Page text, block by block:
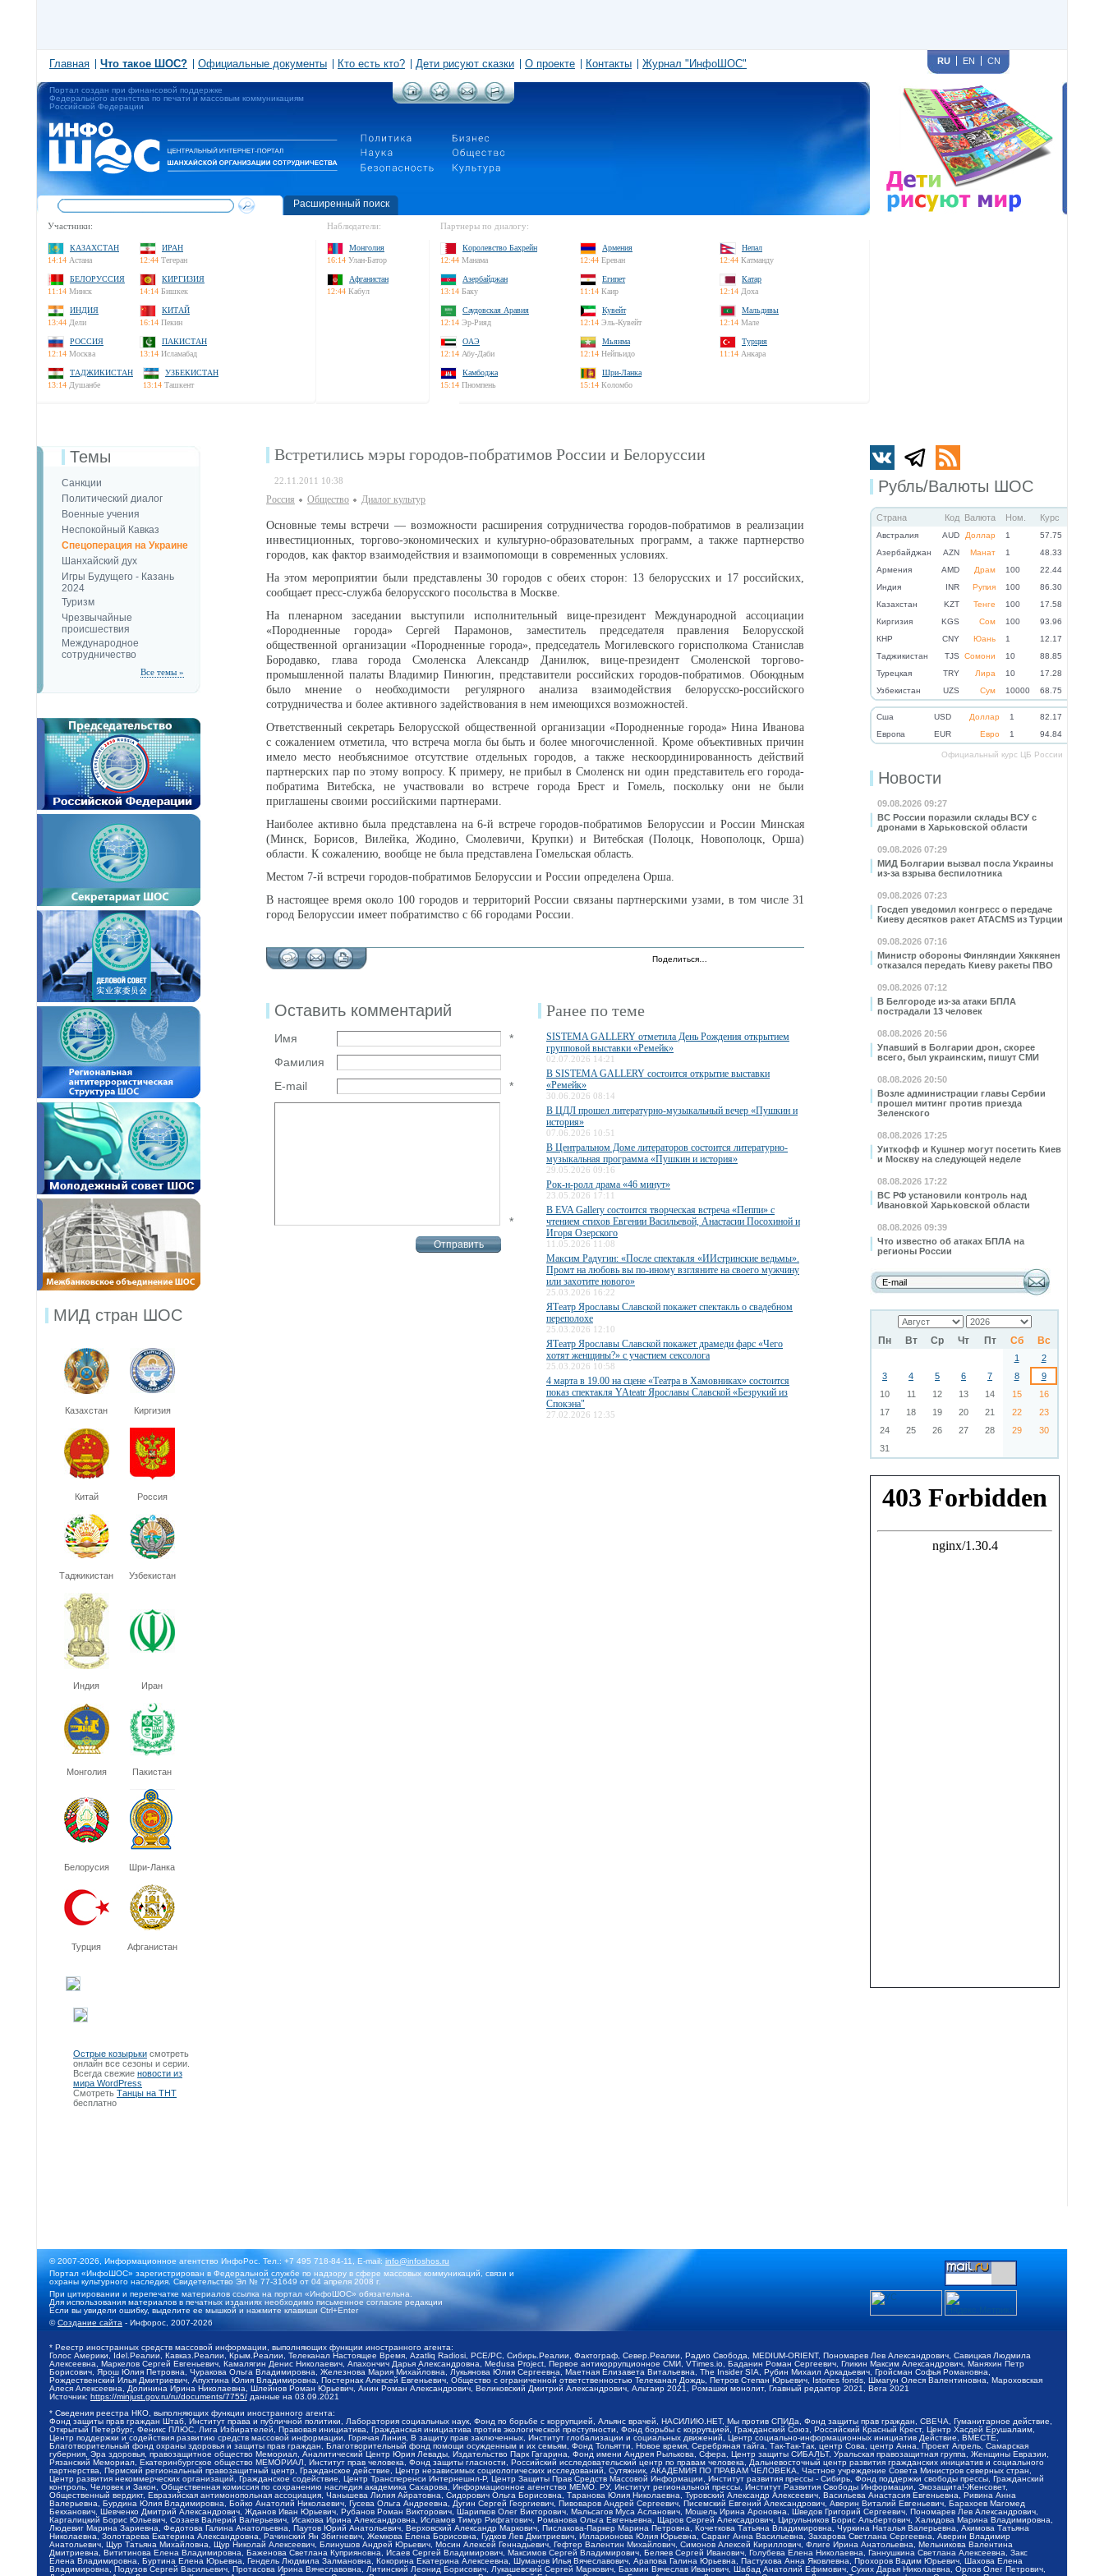
Главная Что такое ШОС? Официальные документы Кто есть кто? Дети рисуют сказки О проекте Контакты Журнал "ИнфоШОС" RU EN CN
Портал создан при финансовой поддержке
Федерального агентства по печати и массовым коммуникациям
Российской Федерации
Расширенный поиск
Участники:
КАЗАХСТАН
14:14 Астана
ИРАН
12:44 Тегеран
БЕЛОРУССИЯ
11:14 Минск
КИРГИЗИЯ
14:14 Бишкек
ИНДИЯ
13:44 Дели
КИТАЙ
16:14 Пекин
РОССИЯ
12:14 Москва
ПАКИСТАН
13:14 Исламабад
ТАДЖИКИСТАН
13:14 Душанбе
УЗБЕКИСТАН
13:14 Ташкент
Наблюдатели:
Монголия
16:14 Улан-Батор
Афганистан
12:44 Кабул
Партнеры по диалогу:
Королевство Бахрейн
12:44 Манама
Армения
12:44 Ереван
Непал
12:44 Катманду
Азербайджан
13:14 Баку
Египет
11:14 Каир
Катар
12:14 Доха
Саудовская Аравия
12:14 Эр-Рияд
Кувейт
12:14 Эль-Кувейт
Мальдивы
12:14 Мале
ОАЭ
12:14 Абу-Даби
Мьянма
12:14 Нейпьидо
Турция
11:14 Анкара
Камбоджа
15:14 Пномпень
Шри-Ланка
15:14 Коломбо
Рубль/Валюты ШОС
Страна Код Валюта Ном. Курс
Австралия AUD Доллар 1
57.75
Азербайджан
AZN Манат 1
48.33
Армения
AMD Драм 100
22.44
Индия
INR Рупия 100
86.30
Казахстан
KZT Тенге 100
17.58
Киргизия
KGS Сом 100
93.96
КНР
CNY Юань 1
12.17
Таджикистан
TJS Сомони 10
88.85
Турецкая
TRY Лира 10
17.28
Узбекистан
UZS Сум 10000 68.75
Cша USD Доллар 1
82.17
Eвропа
EUR Евро 1 94.84
Официальный курс ЦБ России
Новости
09.08.2026 09:27
ВС России поразили склады ВСУ с
дронами в Харьковской области
09.08.2026 07:29
МИД Болгарии вызвал посла Украины
из-за взрыва беспилотника
09.08.2026 07:23
Госдеп уведомил конгресс о передаче
Киеву десятков ракет ATACMS из Турции
09.08.2026 07:16
Министр обороны Финляндии Хяккянен
отказался передать Киеву ракеты ПВО
09.08.2026 07:12
В Белгороде из-за атаки БПЛА
пострадали 13 человек
08.08.2026 20:56
Упавший в Болгарии дрон, скорее
всего, был украинским, пишут СМИ
08.08.2026 20:50
Возле администрации главы Сербии
прошел митинг против приезда
Зеленского
08.08.2026 17:25
Уиткофф и Кушнер могут посетить Киев
и Москву на следующей неделе
08.08.2026 17:22
ВС РФ установили контроль над
Ивановкой Харьковской области
08.08.2026 09:39
Что известно об атаках БПЛА на
регионы России
Пн Вт Ср Чт Пт Сб Вс
1
2
3
4 5 6 7 8
9
10
11 12 13 14 15
16
17
18 19 20 21 22
23
24
25 26 27 28 29
30
31
Темы
Санкции
Политический диалог
Военные учения
Неспокойный Кавказ
Спецоперация на Украине
Шанхайский дух
Игры Будущего - Казань
2024
Туризм
Чрезвычайные
происшествия
Международное
сотрудничество
Все темы »
МИД стран ШОС
Казахстан Киргизия
Китай Россия
Таджикистан Узбекистан
Индия Иран
Монголия Пакистан
Белорусия Шри-Ланка
Турция Афганистан
Острые козырьки смотреть
онлайн все сезоны и серии.
Всегда свежие новости из
мира WordPress
Смотреть Танцы на ТНТ
бесплатно
Встретились мэры городов-побратимов России и Белоруссии
22.11.2011 10:38
Россия Общество Диалог культур
Основные темы встречи — возможности расширения сотрудничества городов-побратимов в реализации
инвестиционных, торгово-экономических и культурно-образовательных программ, а также партнерство
городов, как фактор взаимодействия и взаимопомощи в современных условиях.
На этом мероприятии были представлены 30 городов с обеих сторон: 13 белорусских и 17 российских,
сообщает пресс-служба белорусского посольства в Москве.
На пленарном заседании выступили исполнительный вице-президент Международной ассоциации
«Породненные города» Сергей Парамонов, заместитель председателя правления Белорусской
общественной организации «Породненные города», председатель Могилевского горисполкома Станислав
Бородавко, глава города Смоленска Александр Данилюк, вице-президент Смоленской торгово-
промышленной палаты Владимир Пинюгин, представители российских городов-побратимов. Обоюдным
было мнение о необходимости регулярного анализа взаимодействия белорусско-российского
сотрудничества и более активного задействования в нем имеющихся возможностей.
Ответственный секретарь Белорусской общественной организации «Породненные города» Нина Иванова
с сожалением отметила, что встреча могла бы быть и более многочисленной. Кроме объективных причин
имело место необъяснимое отсутствие отдельных городов, а также нескоординированность действий
партнерских пар по этому вопросу. К примеру, не прибыл в Смоленск ни один представитель его города-
побратима Витебска, не участвовали во встрече города Брест и Гомель, поскольку они не были
приглашены своими российскими партнерами.
Наиболее активно была представлена на 6-й встрече городов-побратимов Белоруссии и России Минская
(Минск, Борисов, Вилейка, Жодино, Смолевичи, Крупки) и Витебская (Полоцк, Новополоцк, Орша)
области. К сожалению, вообще не была представлена Гомельская область.
Местом 7-й встречи городов-побратимов Белоруссии и России определена Орша.
В настоящее время около 100 городов и территорий России связаны партнерскими узами, в том числе 31
город Белоруссии имеет побратимство с 66 городами России.
Поделиться…
Оставить комментарий
Имя
*
Фамилия
E-mail
*
*
Ранее по теме
SISTEMA GALLERY отметила День Рождения открытием
групповой выставки «Ремейк»
02.07.2026 14:21
В SISTEMA GALLERY состоится открытие выставки
«Ремейк»
30.06.2026 08:14
В ЦДЛ прошел литературно-музыкальный вечер «Пушкин и
история»
07.06.2026 10:51
В Центральном Доме литераторов состоится литературно-
музыкальная программа «Пушкин и история»
29.05.2026 09:16
Рок-н-ролл драма «46 минут»
23.05.2026 17:11
В EVA Gallery состоится творческая встреча «Пеппи» с
чтением стихов Евгении Васильевой, Анастасии Посохиной и
Игоря Озерского
11.05.2026 11:08
Максим Радугин: «После спектакля «ИИстринские ведьмы».
Промт на любовь вы по-иному взгляните на своего мужчину
или захотите нового»
25.03.2026 16:22
ЯТеатр Ярославы Славской покажет спектакль о свадебном
переполохе
25.03.2026 12:10
ЯТеатр Ярославы Славской покажет драмеди фарс «Чего
хотят женщины?» с участием сексолога
25.03.2026 10:58
4 марта в 19.00 на сцене «Театра в Хамовниках» состоится
показ спектакля YAteatr Ярославы Славской «Безрукий из
Спокэна"
27.02.2026 12:35
© 2007-2026, Информационное агентство ИнфоРос. Тел.: +7 495 718-84-11, E-mail:info@infoshos.ru
Портал «ИнфоШОС» зарегистрирован в Федеральной службе по надзору в сфере массовых коммуникаций, связи и
охраны культурного наследия. Свидетельство Эл № 77-31649 от 04 апреля 2008 г.
При цитировании и перепечатке материалов ссылка на портал «ИнфоШОС» обязательна.
Для использования материалов в печатных изданиях необходимо письменное согласие редакции
Если вы увидели ошибку, выделите ее мышкой и нажмите клавиши Ctrl+Enter
©Создание сайта - Инфорос, 2007-2026
* Реестр иностранных средств массовой информации, выполняющих функции иностранного агента:
Голос Америки, Idel.Реалии, Кавказ.Реалии, Крым.Реалии, Телеканал Настоящее Время, Azatliq Radiosi, PCE/PC, Сибирь.Реалии, Фактограф, Север.Реалии, Радио Свобода, MEDIUM-ORIENT, Пономарев Лев Александрович, Савицкая Людмила
Алексеевна, Маркелов Сергей Евгеньевич, Камалягин Денис Николаевич, Апахончич Дарья Александровна, Medusa Project, Первое антикоррупционное СМИ, VTimes.io, Баданин Роман Сергеевич, Гликин Максим Александрович, Маняхин Петр
Борисович, Ярош Юлия Петровна, Чуракова Ольга Владимировна, Железнова Мария Михайловна, Лукьянова Юлия Сергеевна, Маетная Елизавета Витальевна, The Insider SIA, Рубин Михаил Аркадьевич, Гройсман Софья Романовна,
Рождественский Илья Дмитриевич, Апухтина Юлия Владимировна, Постернак Алексей Евгеньевич, Общество с ограниченной ответственностью Телеканал Дождь, Петров Степан Юрьевич, Istories fonds, Шмагун Олеся Валентиновна, Мароховская
Алеся Алексеевна, Долинина Ирина Николаевна, Шлейнов Роман Юрьевич, Анин Роман Александрович, Великовский Дмитрий Александрович, Альтаир 2021, Ромашки монолит, Главный редактор 2021, Вега 2021
Источник: https://minjust.gov.ru/ru/documents/7755/ данные на 03.09.2021
* Сведения реестра НКО, выполняющих функции иностранного агента:
Фонд защиты прав граждан Штаб, Институт права и публичной политики, Лаборатория социальных наук, Фонд по борьбе с коррупцией, Альянс врачей, НАСИЛИЮ.НЕТ, Мы против СПИДа, Фонд защиты прав граждан, СВЕЧА, Гуманитарное действие,
Открытый Петербург, Феникс ПЛЮС, Лига Избирателей, Правовая инициатива, Гражданская инициатива против экологической преступности, Фонд борьбы с коррупцией, Гражданский Союз, Российский Красный Крест, Центр Хасдей Ерушалаим,
Центр поддержки и содействия развитию средств массовой информации, Горячая Линия, В защиту прав заключенных, Институт глобализации и социальных движений, Центр социально-информационных инициатив Действие, ВМЕСТЕ,
Благотворительный фонд охраны здоровья и защиты прав граждан, Благотворительный фонд помощи осужденным и их семьям, Фонд Тольятти, Новое время, Серебряная тайга, Так-Так-Так, центр Сова, центр Анна, Проект Апрель, Самарская
губерния, Эра здоровья, правозащитное общество Мемориал, Аналитический Центр Юрия Левады, Издательство Парк Гагарина, Фонд имени Андрея Рылькова, Сфера, Центр защиты СИБАЛЬТ, Уральская правозащитная группа, Женщины Евразии,
Рязанский Мемориал, Екатеринбургское общество МЕМОРИАЛ, Институт прав человека, Фонд защиты гласности, Российский исследовательский центр по правам человека, Дальневосточный центр развития гражданских инициатив и социального
партнерства, Пермский региональный правозащитный центр, Гражданское действие, Центр независимых социологических исследований, Сутяжник, АКАДЕМИЯ ПО ПРАВАМ ЧЕЛОВЕКА, Частное учреждение Совета Министров северных стран,
Центр развития некоммерческих организаций, Гражданское содействие, Центр Трансперенси Интернешнл-Р, Центр Защиты Прав Средств Массовой Информации, Институт развития прессы - Сибирь, Фонд поддержки свободы прессы, Гражданский
контроль, Человек и Закон, Общественная комиссия по сохранению наследия академика Сахарова, Информационное агентство МЕМО. РУ, Институт региональной прессы, Институт Развития Свободы Информации, Экозащита!-Женсовет,
Общественный вердикт, Евразийская антимонопольная ассоциация, Чанышева Лилия Айратовна, Сидорович Ольга Борисовна, Таранова Юлия Николаевна, Туровский Александр Алексеевич, Васильева Анастасия Евгеньевна, Ривина Анна
Валерьевна, Бурдина Юлия Владимировна, Бойко Анатолий Николаевич, Гусева Ольга Андреевна, Дугин Сергей Георгиевич, Пивоваров Андрей Сергеевич, Писемский Евгений Александрович, Аверин Виталий Евгеньевич, Барахоев Магомед
Бекханович, Шевченко Дмитрий Александрович, Жданов Иван Юрьевич, Рубанов Роман Викторович, Шарипков Олег Викторович, Мальсагов Муса Асланович, Мошель Ирина Ароновна, Шведов Григорий Сергеевич, Пономарев Лев Александрович,
Каргалицкий Борис Юльевич, Созаев Валерий Валерьевич, Исакова Ирина Александровна, Исламов Тимур Рифгатович, Романова Ольга Евгеньевна, Щаров Сергей Алексадрович, Цирульников Борис Альбертович, Халидова Марина Владимировна,
Людевиг Марина Зариевна, Федотова Галина Анатольевна, Паутов Юрий Анатольевич, Верховский Александр Маркович, Пислакова-Паркер Марина Петровна, Кочеткова Татьяна Владимировна, Чуркина Наталья Валерьевна, Акимова Татьяна
Николаевна, Золотарева Екатерина Александровна, Рачинский Ян Збигневич, Жемкова Елена Борисовна, Гудков Лев Дмитриевич, Илларионова Юлия Юрьевна, Саранг Анна Васильевна, Захарова Светлана Сергеевна, Аверин Владимир
Анатольевич, Щур Татьяна Михайловна, Щур Николай Алексеевич, Блинушов Андрей Юрьевич, Мосин Алексей Геннадьевич, Гефтер Валентин Михайлович, Симонов Алексей Кириллович, Флиге Ирина Анатольевна, Мельникова Валентина
Дмитриевна, Вититинова Елена Владимировна, Баженова Светлана Куприяновна, Исаев Сергей Владимирович, Максимов Сергей Владимирович, Беляев Сергей Иванович, Голубева Елена Николаевна, Ганнушкина Светлана Алексеевна, Закс
Елена Владимировна, Буртина Елена Юрьевна, Гендель Людмила Залмановна, Кокорина Екатерина Алексеевна, Шуманов Илья Вячеславович, Арапова Галина Юрьевна, Пастухова Анна Яковлевна, Прохоров Вадим Юрьевич, Шахова Елена
Владимировна, Подузов Сергей Васильевич, Протасова Ирина Вячеславовна, Литинский Леонид Борисович, Лукашевский Сергей Маркович, Бахмин Вячеслав Иванович, Шабад Анатолий Ефимович, Сухих Дарья Николаевна, Орлов Олег Петрович,